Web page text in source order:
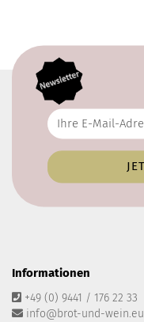
Informationen
+49 (0) 9441 / 176 22 33
info@brot-und-wein.eu